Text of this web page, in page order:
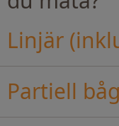
Linjär
Partiell